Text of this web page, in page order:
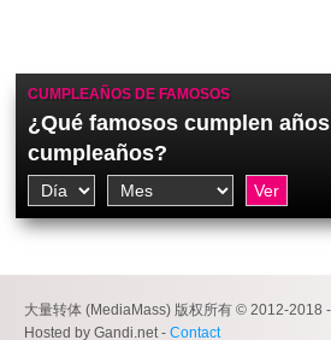
CUMPLEAÑOS DE FAMOSOS
¿Qué famosos cumplen
cumpleaños?
大量转体 (MediaMass) 版权所有 © 2012-2018 -
Hosted by Gandi.net - Contact